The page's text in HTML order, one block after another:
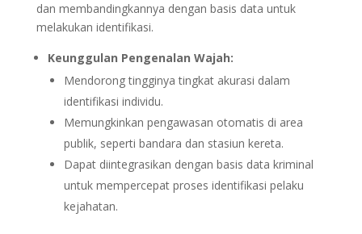
dan membandingkannya dengan basis data untuk
melakukan identifikasi.
Keunggulan Pengenalan Wajah:
Mendorong tingginya tingkat akurasi dalam
identifikasi individu.
Memungkinkan pengawasan otomatis di area
publik, seperti bandara dan stasiun kereta.
Dapat diintegrasikan dengan basis data kriminal
untuk mempercepat proses identifikasi pelaku
kejahatan.